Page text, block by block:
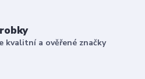
kvalitní a ověřené značky